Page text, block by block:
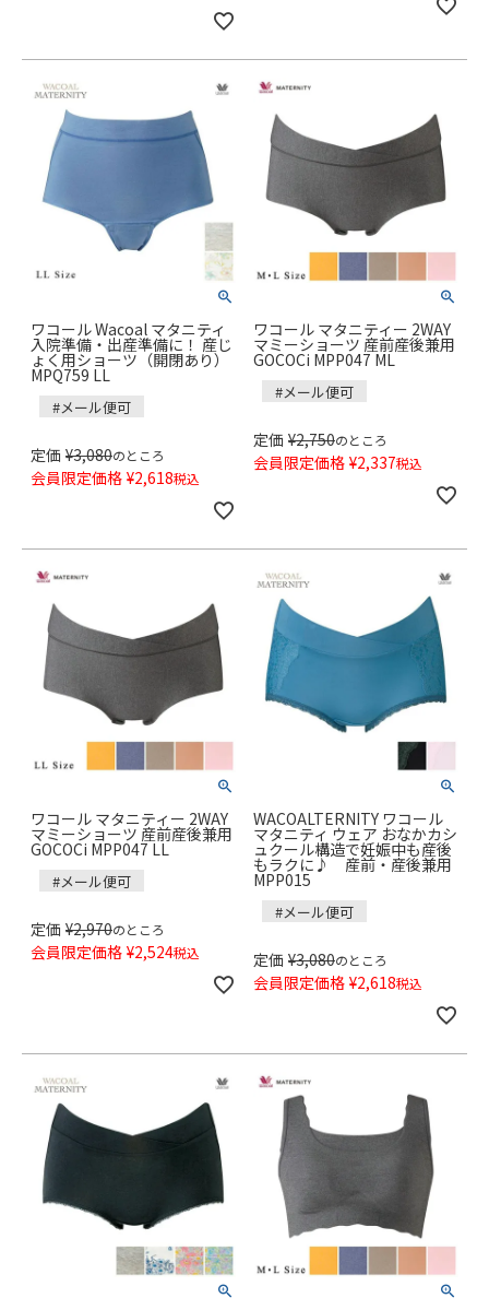
ワコール Wacoal マタニティ
入院準備・出産準備に！ 産じ
ょく用ショーツ（開閉あり）
MPQ759 LL
#メール便可
定価 ¥3,080のところ
会員限定価格 ¥2,618税込
ワコール マタニティー 2WAY
マミーショーツ 産前産後兼用
GOCOCi MPP047 ML
#メール便可
定価 ¥2,750のところ
会員限定価格 ¥2,337税込
ワコール マタニティー 2WAY
マミーショーツ 産前産後兼用
GOCOCi MPP047 LL
#メール便可
定価 ¥2,970のところ
会員限定価格 ¥2,524税込
WACOALTERNITY ワコール
マタニティ ウェア おなかカシ
ュクール構造で妊娠中も産後
もラクに♪ 産前・産後兼用
MPP015
#メール便可
定価 ¥3,080のところ
会員限定価格 ¥2,618税込